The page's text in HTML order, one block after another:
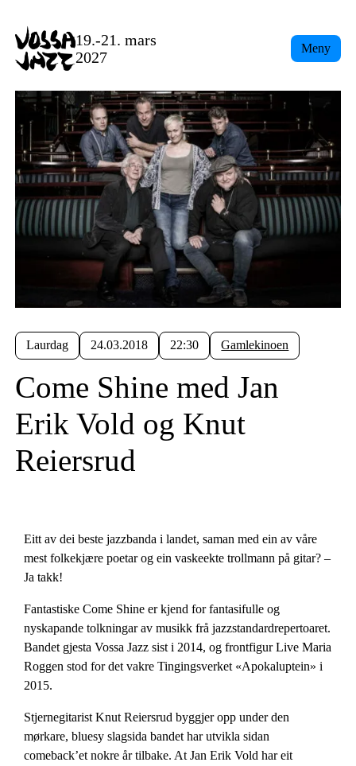
19.-21. mars
2027
Meny
Laurdag 24.03.2018 22:30 Gamlekinoen
Come Shine med Jan
Erik Vold og Knut
Reiersrud
Eitt av dei beste jazzbanda i landet, saman med ein av våre
mest folkekjære poetar og ein vaskeekte trollmann på gitar? –
Ja takk!
Fantastiske Come Shine er kjend for fantasifulle og
nyskapande tolkningar av musikk frå jazzstandardrepertoaret.
Bandet gjesta Vossa Jazz sist i 2014, og frontfigur Live Maria
Roggen stod for det vakre Tingingsverket «Apokaluptein» i
2015.
Stjernegitarist Knut Reiersrud byggjer opp under den
mørkare, bluesy slagsida bandet har utvikla sidan
comeback’et nokre år tilbake. At Jan Erik Vold har eit